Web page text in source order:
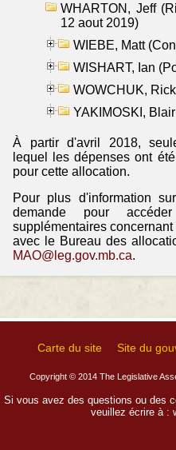
WHARTON, Jeff
12 aout 2019)
WIEBE, Matt
WISHART, Ian
WOWCHUK,
YAKIMOSKI,
À partir d'avril 2018,
lequel les dépenses ont
pour cette allocation.
Pour plus d'information
demande pour
supplémentaires
avec le Bureau des
MAO@leg.gov.mb.ca.
Carte du site Site du
Copyright © 2014 The Legislative
Si vous avez des questions ou des
veuillez écrire à :